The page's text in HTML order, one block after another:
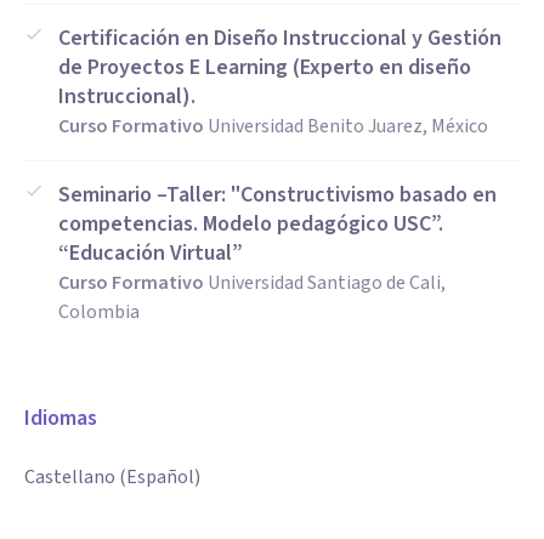
Certificación en Diseño Instruccional y Gestión
de Proyectos E Learning (Experto en diseño
Instruccional).
Curso Formativo Universidad Benito Juarez, México
Seminario –Taller: "Constructivismo basado en
competencias. Modelo pedagógico USC”.
“Educación Virtual”
Curso Formativo Universidad Santiago de Cali,
Colombia
Idiomas
Castellano (Español)